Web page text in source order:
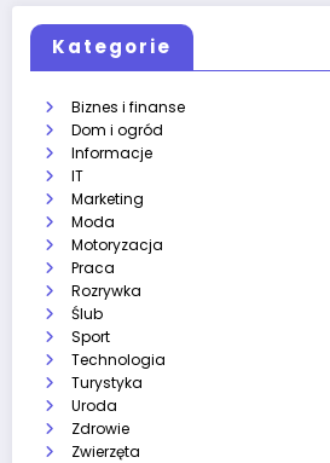
Kategorie
Biznes i finanse
Dom i ogród
Informacje
IT
Marketing
Moda
Motoryzacja
Praca
Rozrywka
Ślub
Sport
Technologia
Turystyka
Uroda
Zdrowie
Zwierzęta